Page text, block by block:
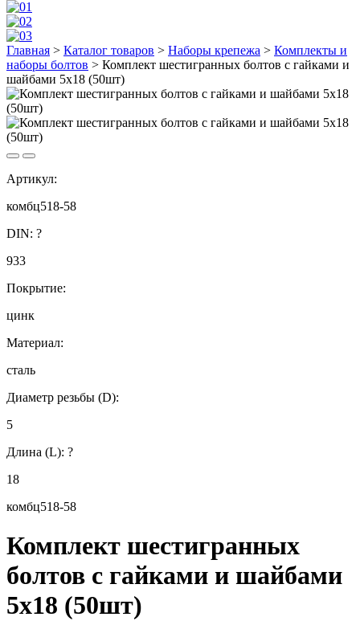
Главная > Каталог товаров > Наборы крепежа > Комплекты и
наборы болтов > Комплект шестигранных болтов с гайками и
шайбами 5х18 (50шт)
Артикул:
комбц518-58
DIN: ?
933
Покрытие:
цинк
Материал:
сталь
Диаметр резьбы (D):
5
Длина (L): ?
18
комбц518-58
Комплект шестигранных
болтов с гайками и шайбами
5х18 (50шт)